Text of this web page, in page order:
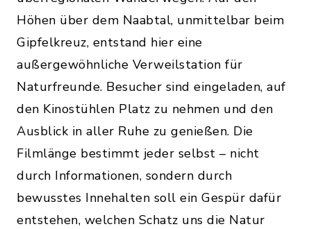
Höhen über dem Naabtal, unmittelbar beim
Gipfelkreuz, entstand hier eine
außergewöhnliche Verweilstation für
Naturfreunde. Besucher sind eingeladen, auf
den Kinostühlen Platz zu nehmen und den
Ausblick in aller Ruhe zu genießen. Die
Filmlänge bestimmt jeder selbst – nicht
durch Informationen, sondern durch
bewusstes Innehalten soll ein Gespür dafür
entstehen, welchen Schatz uns die Natur